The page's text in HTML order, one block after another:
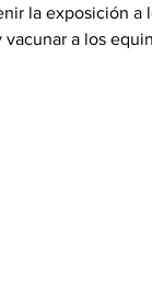
la exposición a
vacunar a los